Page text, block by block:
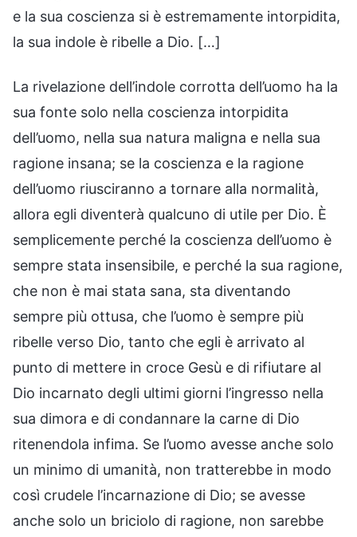
e la sua coscienza si è estremamente intorpidita,
la sua indole è ribelle a Dio. […]
La rivelazione dell’indole corrotta dell’uomo ha la
sua fonte solo nella coscienza intorpidita
dell’uomo, nella sua natura maligna e nella sua
ragione insana; se la coscienza e la ragione
dell’uomo riusciranno a tornare alla normalità,
allora egli diventerà qualcuno di utile per Dio. È
semplicemente perché la coscienza dell’uomo è
sempre stata insensibile, e perché la sua ragione,
che non è mai stata sana, sta diventando
sempre più ottusa, che l’uomo è sempre più
ribelle verso Dio, tanto che egli è arrivato al
punto di mettere in croce Gesù e di rifiutare al
Dio incarnato degli ultimi giorni l’ingresso nella
sua dimora e di condannare la carne di Dio
ritenendola infima. Se l’uomo avesse anche solo
un minimo di umanità, non tratterebbe in modo
così crudele l’incarnazione di Dio; se avesse
anche solo un briciolo di ragione, non sarebbe